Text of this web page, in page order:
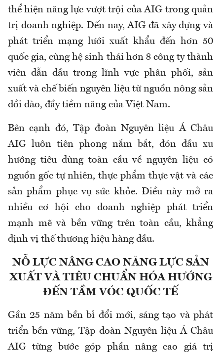
thể hiện năng lực vượt trội của AIG trong quản
trị doanh nghiệp. Đến nay, AIG đã xây dựng và
phát triển mạng lưới xuất khẩu đến hơn 50
quốc gia, cùng hệ sinh thái hơn 8 công ty thành
viên dẫn đầu trong lĩnh vực phân phối, sản
xuất và chế biến nguyên liệu từ nguồn nông sản
dồi dào, đầy tiềm năng của Việt Nam.
Bên cạnh đó, Tập đoàn Nguyên liệu Á Châu
AIG luôn tiên phong nắm bắt, đón đầu xu
hướng tiêu dùng toàn cầu về nguyên liệu có
nguồn gốc tự nhiên, thực phẩm thực vật và các
sản phẩm phục vụ sức khỏe. Điều này mở ra
nhiều cơ hội cho doanh nghiệp phát triển
mạnh mẽ và bền vững trên toàn cầu, khẳng
định vị thế thương hiệu hàng đầu.
NỖ LỰC NÂNG CAO NĂNG LỰC SẢN
XUẤT VÀ TIÊU CHUẨN HÓA HƯỚNG
ĐẾN TẦM VÓC QUỐC TẾ
Gần 25 năm bền bỉ đổi mới, sáng tạo và phát
triển bền vững, Tập đoàn Nguyên liệu Á Châu
AIG từng bước góp phần nâng cao giá trị